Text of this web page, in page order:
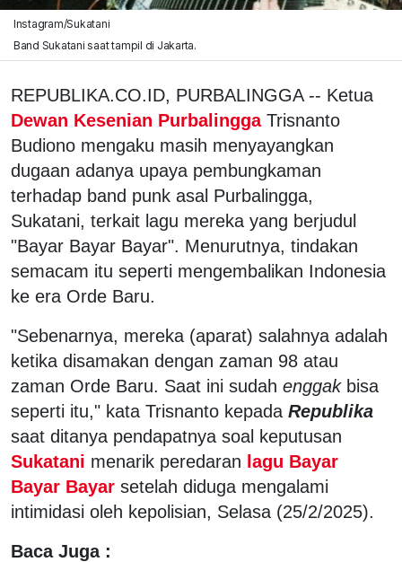
Instagram/Sukatani
Band Sukatani saat tampil di Jakarta.
REPUBLIKA.CO.ID, PURBALINGGA -- Ketua
Dewan Kesenian Purbalingga Trisnanto
Budiono mengaku masih menyayangkan
dugaan adanya upaya pembungkaman
terhadap band punk asal Purbalingga,
Sukatani, terkait lagu mereka yang berjudul
"Bayar Bayar Bayar". Menurutnya, tindakan
semacam itu seperti mengembalikan Indonesia
ke era Orde Baru.
"Sebenarnya, mereka (aparat) salahnya adalah
ketika disamakan dengan zaman 98 atau
zaman Orde Baru. Saat ini sudah enggakbisa
seperti itu," kata Trisnanto kepada Republika
saat ditanya pendapatnya soal keputusan
Sukatani menarik peredaran lagu Bayar
Bayar Bayar setelah diduga mengalami
intimidasi oleh kepolisian, Selasa (25/2/2025).
Baca Juga :